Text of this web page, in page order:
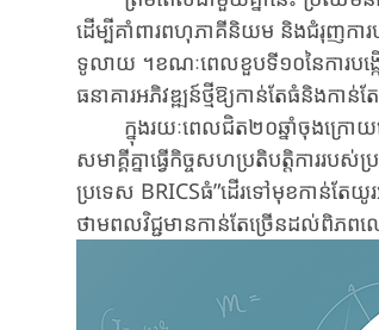
ដើម្បីគាំពារពហុភាគីនិយម និងជំរុញការ
ទូលាយ ។ខណៈពេលខួបទី១០នៃការបង្កើ
ធនាគារអភិវឌ្ឍន៍ថ្មីឱ្យកាន់តែធំនិងកាន់
ក្នុងរយៈពេលជិត២០ឆ្នាំចុងក្រោយនេ
សមាគ្គីគ្នាធ្វើកិច្ចសហប្រតិបតិ្តការ
ប្រទេស BRICSធំ”ដើរទៅមុខកាន់តែយូរ
ថាមពលវិជ្ជមានកាន់តែច្រើនដល់ពិភពល